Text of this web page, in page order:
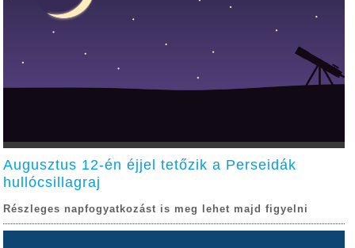
Augusztus 12-én éjjel tetőzik a Perseidák
hullócsillagraj
Részleges napfogyatkozást is meg lehet majd figyelni